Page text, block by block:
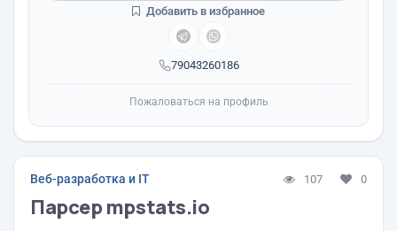
79043260186
Добавить в избранное
Пожаловаться на профиль
Веб-разработка и IT 107 0
Парсер mpstats.io